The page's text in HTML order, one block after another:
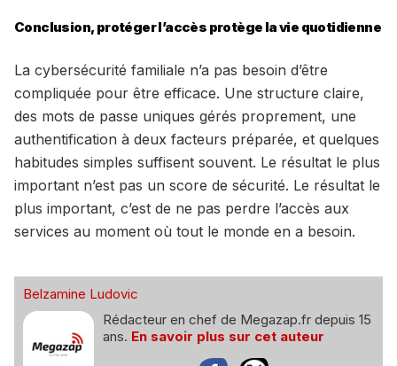
Conclusion, protéger l’accès protège la vie quotidienne
La cybersécurité familiale n’a pas besoin d’être
compliquée pour être efficace. Une structure claire,
des mots de passe uniques gérés proprement, une
authentification à deux facteurs préparée, et quelques
habitudes simples suffisent souvent. Le résultat le plus
important n’est pas un score de sécurité. Le résultat le
plus important, c’est de ne pas perdre l’accès aux
services au moment où tout le monde en a besoin.
Belzamine Ludovic
Rédacteur en chef de Megazap.fr depuis 15
ans. En savoir plus sur cet auteur